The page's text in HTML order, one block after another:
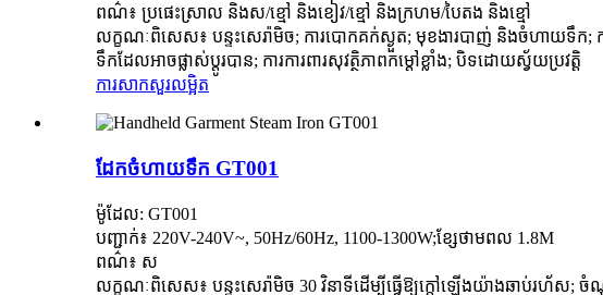
ពណ៌៖ ប្រផេះស្រាល និងស/ខ្មៅ និងខៀវ/ខ្មៅ និងក្រហម/បៃតង និងខ្មៅ
លក្ខណៈពិសេស៖ បន្ទះសេរ៉ាមិច; ការបោកគក់ស្ងួត; មុខងារបាញ់ និងចំហាយទឹក;
ទឹកដែលអាចផ្លាស់ប្តូរបាន; ការការពារសុវត្ថិភាពកម្ដៅខ្លាំង; បិទដោយស្វ័យប្រវត្តិ
ការសាកសួរលម្អិត
ដែកចំហាយទឹក GT001
ម៉ូដែល: GT001
បញ្ជាក់៖ 220V-240V~, 50Hz/60Hz, 1100-1300W;ខ្សែថាមពល 1.8M
ពណ៌៖ ស
លក្ខណៈពិសេស៖ បន្ទះសេរ៉ាមិច 30 វិនាទីដើម្បីធ្វើឱ្យក្តៅឡើងយ៉ាងឆាប់រហ័ស; ចំ